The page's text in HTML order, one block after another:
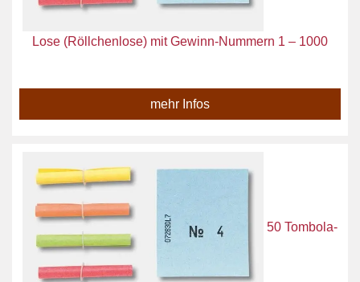
Lose (Röllchenlose) mit Gewinn-Nummern 1 – 1000
mehr Infos
50 Tombola-